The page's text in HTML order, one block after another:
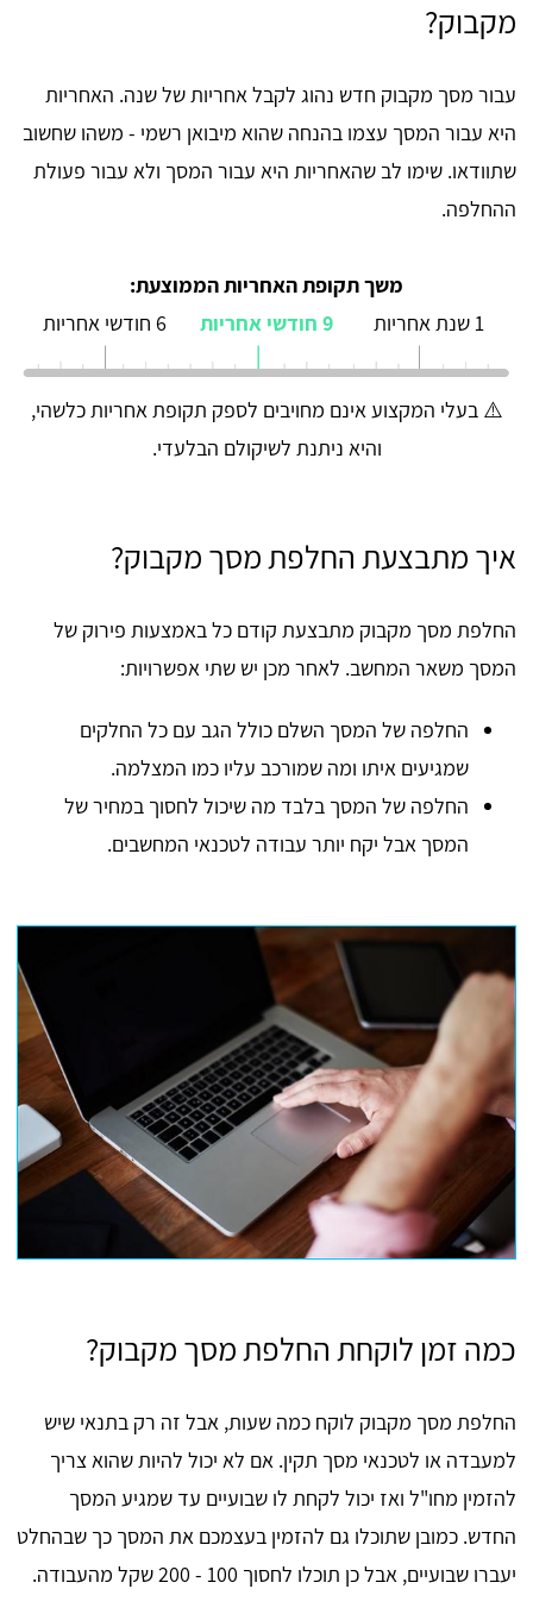
מקבוק?
עבור מסך מקבוק חדש נהוג לקבל אחריות של שנה. האחריות
היא עבור המסך עצמו בהנחה שהוא מיבואן רשמי - משהו שחשוב
שתוודאו. שימו לב שהאחריות היא עבור המסך ולא עבור פעולת
ההחלפה.
משך תקופת האחריות הממוצעת:
1 שנת אחריות
9 חודשי אחריות 6 חודשי אחריות
⚠️ בעלי המקצוע אינם מחויבים לספק תקופת אחריות כלשהי,
והיא ניתנת לשיקולם הבלעדי.
איך מתבצעת החלפת מסך מקבוק?
החלפת מסך מקבוק מתבצעת קודם כל באמצעות פירוק של
המסך משאר המחשב. לאחר מכן יש שתי אפשרויות:
החלפה של המסך השלם כולל הגב עם כל החלקים
שמגיעים איתו ומה שמורכב עליו כמו המצלמה.
החלפה של המסך בלבד מה שיכול לחסוך במחיר של
המסך אבל יקח יותר עבודה לטכנאי המחשבים.
כמה זמן לוקחת החלפת מסך מקבוק?
החלפת מסך מקבוק לוקח כמה שעות, אבל זה רק בתנאי שיש
למעבדה או לטכנאי מסך תקין. אם לא יכול להיות שהוא צריך
להזמין מחו"ל ואז יכול לקחת לו שבועיים עד שמגיע המסך
החדש. כמובן שתוכלו גם להזמין בעצמכם את המסך כך שבהחלט
יעברו שבועיים, אבל כן תוכלו לחסוך 100 - 200 שקל מהעבודה.